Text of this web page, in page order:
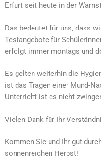
Erfurt seit heute in der
Das bedeutet für uns, dass
Testangebote für
erfolgt immer montags und
Es gelten weiterhin die
ist das Tragen einer Mund-
Unterricht ist es nicht
Vielen Dank für Ihr
Kommen Sie und Ihr gut
sonnenreichen Herbst!